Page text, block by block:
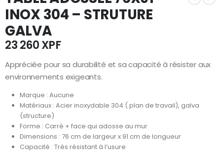
INOX 304 – STRUTURE
GALVA
23 260XPF
Appréciée pour sa durabilité et sa capacité à résister aux
environnements exigeants.
Marque : Aucune
Matériaux : Acier inoxydable 304 ( plan de travail), galva
(structure)
Forme : Carré + face qui adosse au mur
Dimensions : 76 cm de largeur x 91 cm de longueur
Capacité : Très résistant à l’usure